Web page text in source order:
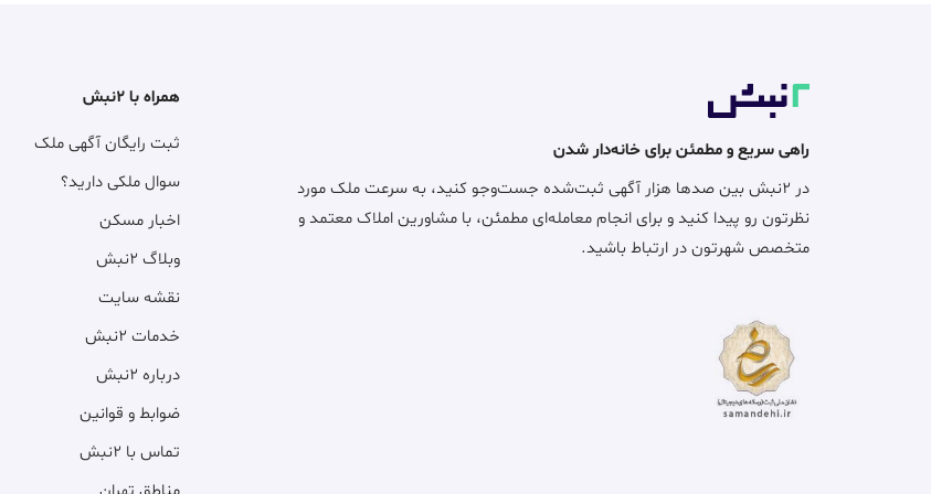
راهی سریع و مطمئن برای خانه‌دار شدن
در ۲نبش بین صدها هزار آگهی ثبت‌شده جست‌وجو کنید، به سرعت ملک مورد
نظرتون رو پیدا کنید و برای انجام معامله‌ای مطمئن، با مشاورین املاک معتمد و
متخصص شهرتون در ارتباط باشید.
همراه با ۲نبش
ثبت رایگان آگهی ملک
سوال ملکی دارید؟
اخبار مسکن
وبلاگ ۲نبش
نقشه سایت
خدمات ۲نبش
درباره ۲نبش
ضوابط و قوانین
تماس با ۲نبش